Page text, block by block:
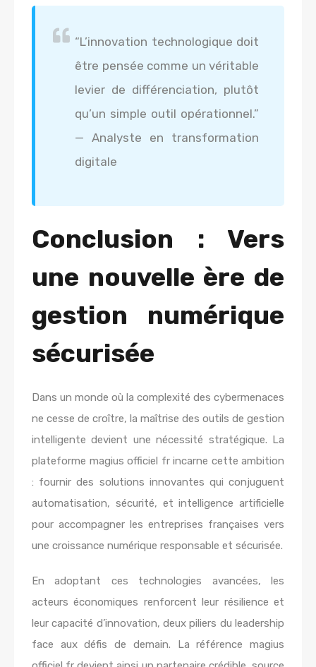
“L’innovation technologique doit
être pensée comme un véritable
levier de différenciation, plutôt
qu’un simple outil opérationnel.”
— Analyste en transformation
digitale
Conclusion : Vers
une nouvelle ère de
gestion numérique
sécurisée
Dans un monde où la complexité des cybermenaces
ne cesse de croître, la maîtrise des outils de gestion
intelligente devient une nécessité stratégique. La
plateforme magius officiel fr incarne cette ambition
: fournir des solutions innovantes qui conjuguent
automatisation, sécurité, et intelligence artificielle
pour accompagner les entreprises françaises vers
une croissance numérique responsable et sécurisée.
En adoptant ces technologies avancées, les
acteurs économiques renforcent leur résilience et
leur capacité d’innovation, deux piliers du leadership
face aux défis de demain. La référence magius